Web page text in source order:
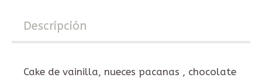
Descripción
Cake de vainilla, nueces pacanas , chocolate